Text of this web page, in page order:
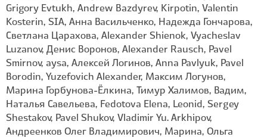
Grigory Evtukh, Andrew Bazdyrev, Kirpotin, Valentin
Kosterin, SIA, Анна Васильченко, Надежда Гончарова,
Светлана Царахова, Alexander Shienok, Vyacheslav
Luzanov, Денис Воронов, Alexander Rausch, Pavel
Smirnov, aysa, Алексей Логинов, Anna Pavlyuk, Pavel
Borodin, Yuzefovich Alexander, Максим Логунов,
Марина Горбунова-Ëлкина, Тимур Халимов, Вадим,
Наталья Савельева, Fedotova Elena, Leonid, Sergey
Shestakov, Pavel Shukov, Vladimir Yu. Arkhipov,
Андреенков Олег Владимирович, Марина, Ольга